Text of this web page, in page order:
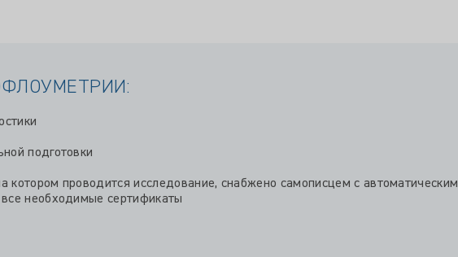
подготовки
котором проводится исследование, снабжено самописцем с автоматическим
необходимые сертификаты